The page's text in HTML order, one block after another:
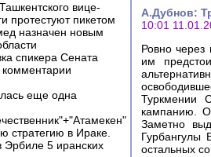
вице-
протестуют пикетом
назначен новым
спикера Сената
еще одна
стратегию в Ираке.
5 иранских
А.Дубнов:
10:01
Ровно
им
Туркмении
кампанию.
Заметно
остальных